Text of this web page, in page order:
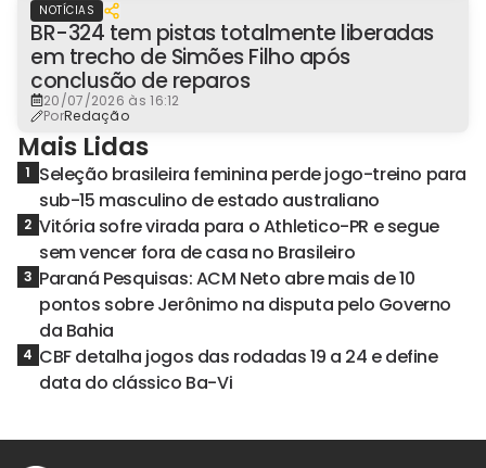
NOTÍCIAS
BR-324 tem pistas totalmente liberadas
em trecho de Simões Filho após
conclusão de reparos
20/07/2026 às 16:12
PorRedação
Mais Lidas
1 Seleção brasileira feminina perde jogo-treino para
sub-15 masculino de estado australiano
2 Vitória sofre virada para o Athletico-PR e segue
sem vencer fora de casa no Brasileiro
3 Paraná Pesquisas: ACM Neto abre mais de 10
pontos sobre Jerônimo na disputa pelo Governo
da Bahia
4 CBF detalha jogos das rodadas 19 a 24 e define
data do clássico Ba-Vi